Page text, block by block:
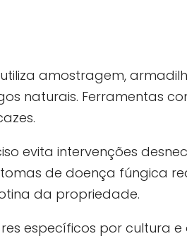
amostragem,
naturais. Ferramentas
evita intervenções
de doença fúngica
da propriedade.
específicos por cultura